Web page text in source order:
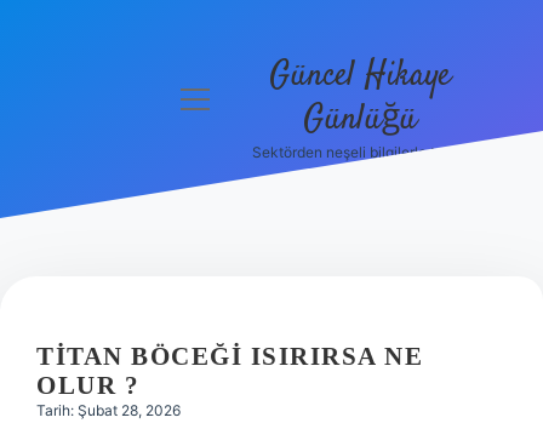
Hakkımızda
menüyü
Güncel Hikaye
Günlüğü
Sektörden neşeli bilgilerle tanış!
TITAN BÖCEĞI ISIRIRSA NE
OLUR ?
Tarih: Şubat 28, 2026